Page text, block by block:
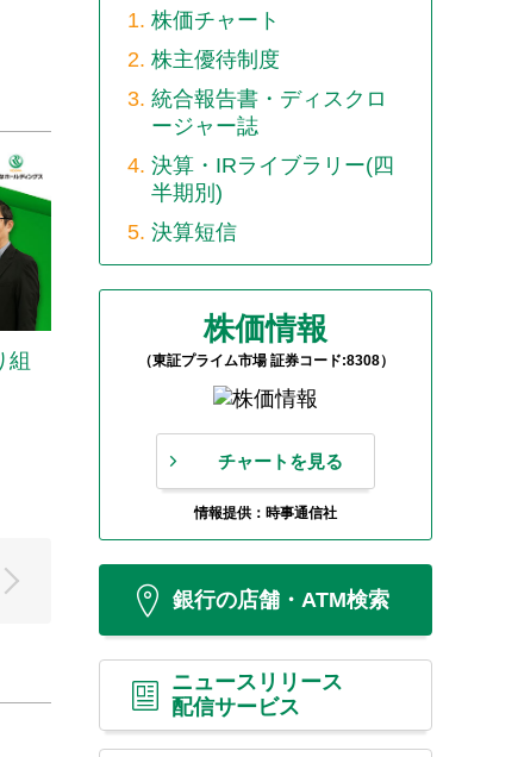
組
株価チャート
株主優待制度
統合報告書・ディスクロ
ージャー誌
決算・IRライブラリー(四
半期別)
決算短信
株価情報
（東証プライム市場 証券コード:8308）
チャートを見る
情報提供：時事通信社
銀行の店舗・ATM検索
ニュースリリース
配信サービス